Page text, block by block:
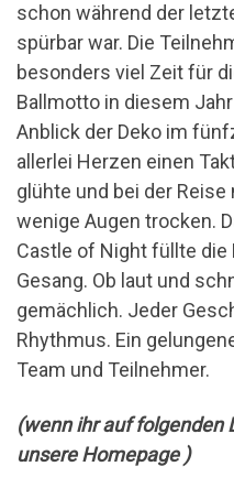
schon während der
spürbar war. Die
besonders viel Zeit für
Ballmotto in diesem
Anblick der Deko im
allerlei Herzen einen
glühte und bei der
wenige Augen trocken.
Castle of Night füllte die
Gesang. Ob laut und
gemächlich. Jeder
Rhythmus. Ein
Team und Teilnehmer.
(wenn ihr auf folgenden
unsere Homepage )